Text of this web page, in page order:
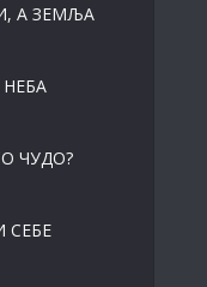
А ЗЕМЉА
ЧУДО?
СЕБЕ